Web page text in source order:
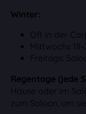
Winter:
Oft in der
Mittwochs
Freitags:
Regentage (jede
Hause oder im
zum Saloon, um